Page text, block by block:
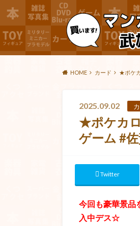
HOME カード ★ポケ
2025.09.02
★ポケカ
ゲーム #
Twitter
今回も豪華景品
入中デス☆